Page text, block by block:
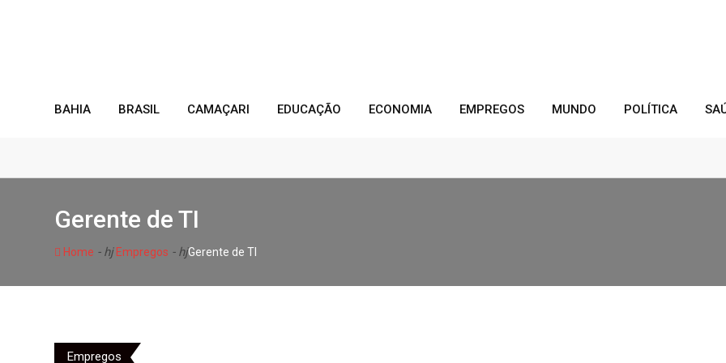
BAHIA BRASIL CAMAÇARI EDUCAÇÃO ECONOMIA EMPREGOS MUNDO POLÍTICA
Gerente de TI
Home - hjEmpregos - hjGerente de TI
Empregos